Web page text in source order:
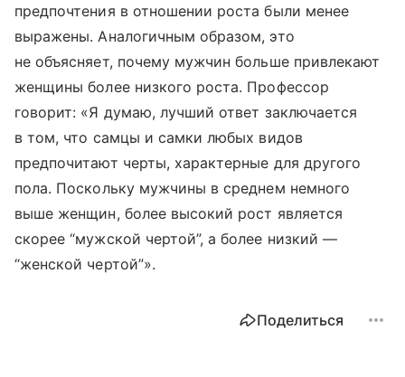
предпочтения в отношении роста были менее
выражены. Аналогичным образом, это
не объясняет, почему мужчин больше привлекают
женщины более низкого роста. Профессор
говорит: «Я думаю, лучший ответ заключается
в том, что самцы и самки любых видов
предпочитают черты, характерные для другого
пола. Поскольку мужчины в среднем немного
выше женщин, более высокий рост является
скорее “мужской чертой”, а более низкий —
“женской чертой”».
Поделиться